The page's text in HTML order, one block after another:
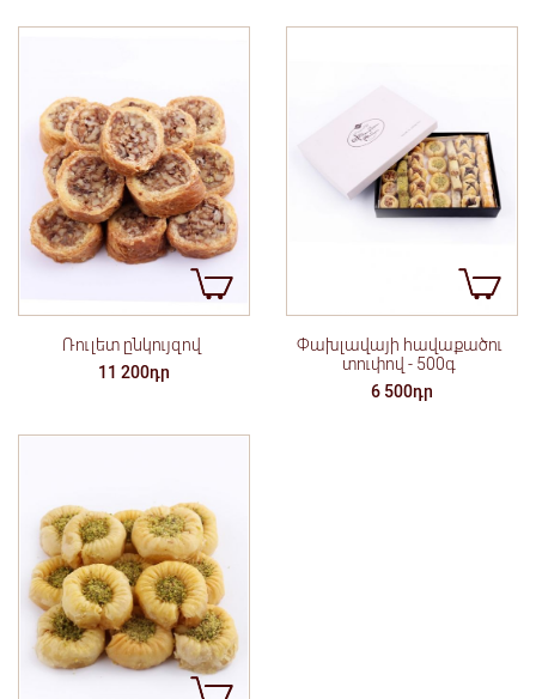
Ռուլետ ընկույզով
11 200դր
Փախլավայի հավաքածու
տուփով - 500գ
6 500դր